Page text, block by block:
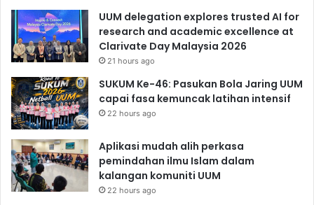
UUM delegation explores trusted AI for
research and academic excellence at
Clarivate Day Malaysia 2026
21 hours ago
SUKUM Ke-46: Pasukan Bola Jaring UUM
capai fasa kemuncak latihan intensif
22 hours ago
Aplikasi mudah alih perkasa
pemindahan ilmu Islam dalam
kalangan komuniti UUM
22 hours ago